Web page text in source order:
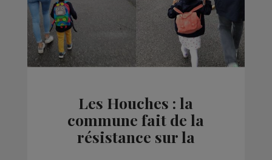
Les Houches : la
commune fait de la
résistance sur la